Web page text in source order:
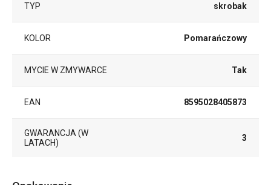
TYP skrobak
KOLOR Pomarańczowy
MYCIE W ZMYWARCE Tak
EAN 8595028405873
GWARANCJA (W
LATACH)
3